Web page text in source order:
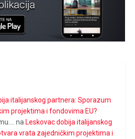
italijanskog partnera: Sporazum
projektima i fondovima EU?
na Leskovac dobija italijanskog
vrata zajedničkim projektima i